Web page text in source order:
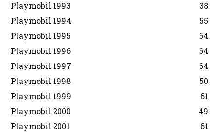
Playmobil 1993
38
Playmobil 1994
55
Playmobil 1995
64
Playmobil 1996
64
Playmobil 1997
64
Playmobil 1998
50
Playmobil 1999
61
Playmobil 2000
49
Playmobil 2001
61